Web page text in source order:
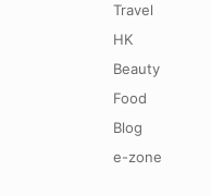
Travel
HK
Beauty
Food
Blog
e-zone